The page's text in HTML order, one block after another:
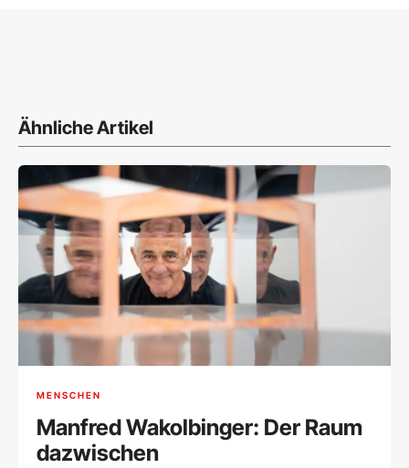
Ähnliche Artikel
MENSCHEN
Manfred Wakolbinger: Der Raum
dazwischen